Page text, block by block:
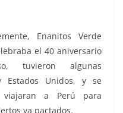
Enanitos Verde
el 40 aniversario
tuvieron algunas
Estados Unidos, y se
a Perú para
ya pactados.